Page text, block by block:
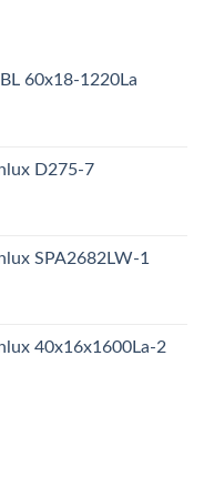
60x18-1220La
D275-7
SPA2682LW-1
40x16x1600La-2